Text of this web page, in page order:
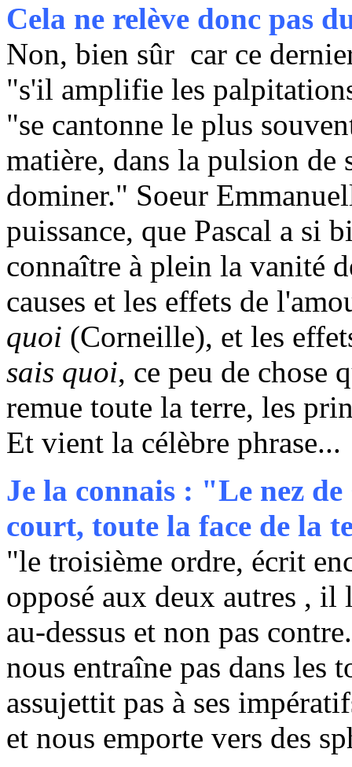
Cela ne relève donc pas
Non, bien sûr car ce
"s'il amplifie les
"se cantonne le plus
matière, dans la pulsion
dominer." Soeur
puissance, que Pascal a si
connaître à plein la vanité
causes et les effets de
quoi (Corneille), et les
sais quoi, ce peu de chose
remue toute la terre, les
Et vient la célèbre phrase...
Je la connais : "Le nez
court, toute la face de la
"le troisième ordre, écrit
opposé aux deux autres , il
au-dessus et non pas
nous entraîne pas dans les
assujettit pas à ses
et nous emporte vers des